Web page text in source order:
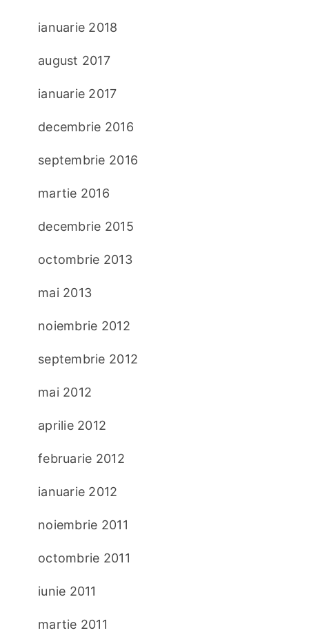
ianuarie 2018
august 2017
ianuarie 2017
decembrie 2016
septembrie 2016
martie 2016
decembrie 2015
octombrie 2013
mai 2013
noiembrie 2012
septembrie 2012
mai 2012
aprilie 2012
februarie 2012
ianuarie 2012
noiembrie 2011
octombrie 2011
iunie 2011
martie 2011